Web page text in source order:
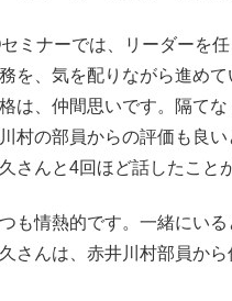
ミナーでは、リーダーを
を、気を配りながら進め
は、仲間思いです。隔てな
村の部員からの評価も良い
さんと4回ほど話したこと
も情熱的です。一緒にいる
さんは、赤井川村部員から